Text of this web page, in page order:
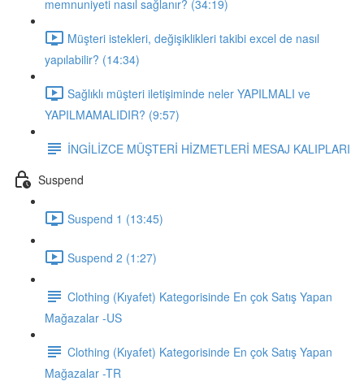
memnuniyeti nasıl sağlanır? (34:19)
Müşteri istekleri, değişiklikleri takibi excel de nasıl
yapılabilir? (14:34)
Sağlıklı müşteri iletişiminde neler YAPILMALI ve
YAPILMAMALIDIR? (9:57)
İNGİLİZCE MÜŞTERİ HİZMETLERİ MESAJ KALIPLARI
Suspend
Suspend 1 (13:45)
Suspend 2 (1:27)
Clothing (Kıyafet) Kategorisinde En çok Satış Yapan
Mağazalar -US
Clothing (Kıyafet) Kategorisinde En çok Satış Yapan
Mağazalar -TR